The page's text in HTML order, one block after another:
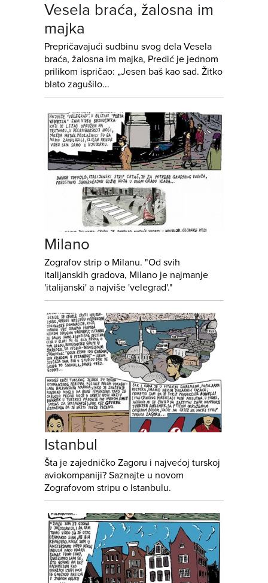
Vesela braća, žalosna im
majka
Prepričavajući sudbinu svog dela Vesela
braća, žalosna im majka, Predić je jednom
prilikom ispričao: „Jesen baš kao sad. Žitko
blato zagušilo...
Milano
Zografov strip o Milanu. "Od svih
italijanskih gradova, Milano je najmanje
'italijanski' a najviše 'velegrad'."
Istanbul
Šta je zajedničko Zagoru i najvećoj turskoj
aviokompaniji? Saznajte u novom
Zografovom stripu o Istanbulu.